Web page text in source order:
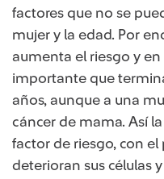
factores que no se
mujer y la edad. Por
aumenta el riesgo y
importante que
años, aunque a una
cáncer de mama. Así
factor de riesgo, con
deterioran sus células